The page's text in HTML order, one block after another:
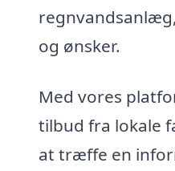
og ønsker.
Med vores
tilbud fra lokale
at træffe en